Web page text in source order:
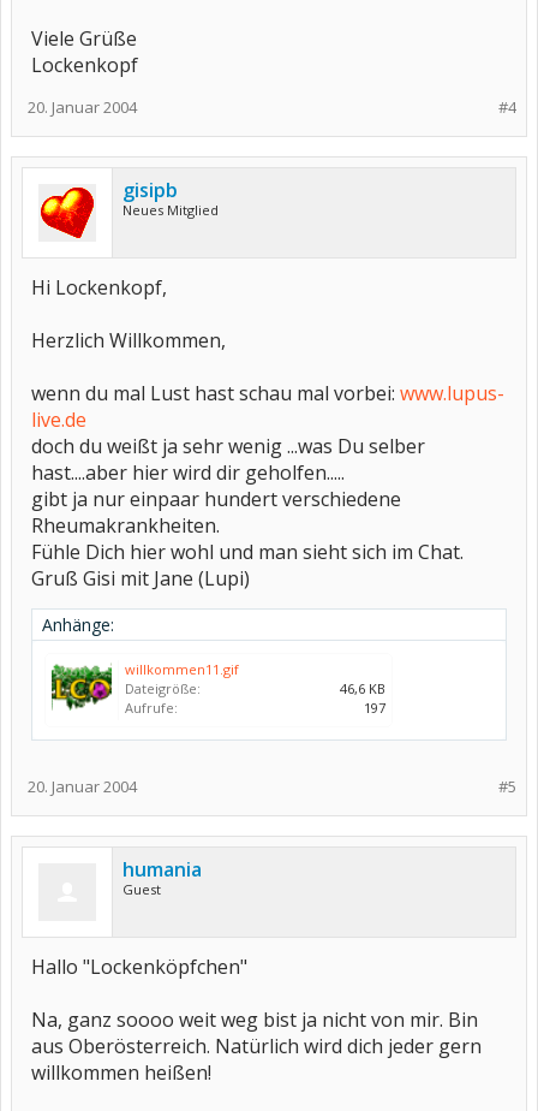
Viele Grüße
Lockenkopf
#4
20. Januar 2004
gisipb
Neues Mitglied
Hi Lockenkopf,
Herzlich Willkommen,
wenn du mal Lust hast schau mal vorbei: www.lupus-
live.de
doch du weißt ja sehr wenig ...was Du selber
hast....aber hier wird dir geholfen.....
gibt ja nur einpaar hundert verschiedene
Rheumakrankheiten.
Fühle Dich hier wohl und man sieht sich im Chat.
Gruß Gisi mit Jane (Lupi)
Anhänge:
willkommen11.gif
Dateigröße:
46,6 KB
Aufrufe:
197
#5
20. Januar 2004
humania
Guest
Hallo "Lockenköpfchen"
Na, ganz soooo weit weg bist ja nicht von mir. Bin
aus Oberösterreich. Natürlich wird dich jeder gern
willkommen heißen!